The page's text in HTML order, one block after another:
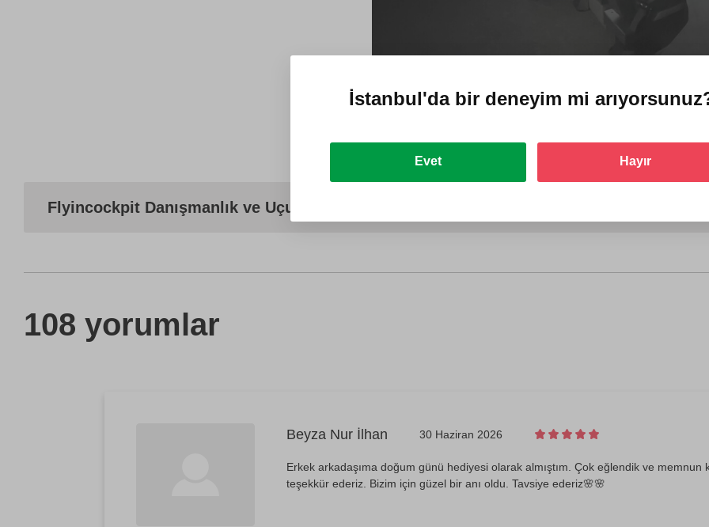
Flyincockpit Danışmanlık ve Uçuş Simülatör Merkezi (Pendik)
108 yorumlar
Beyza Nur İlhan 30 Haziran 2026
Erkek arkadaşıma doğum günü hediyesi olarak almıştım. Çok eğlendik ve
teşekkür ederiz. Bizim için güzel bir anı oldu. Tavsiye ederiz🌸🌸
İstanbul'dabir deneyim mi
Evet Hayır